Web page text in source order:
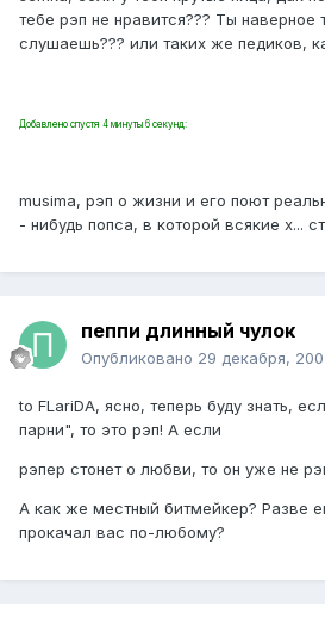
тебе рэп не нравится??? Ты
слушаешь??? или таких же педиков,
Добавлено спустя 4 минуты 6 секунд:
musima, рэп о жизни и его поют
- нибудь попса, в которой всякие х...
пеппи длинный чулок
Опубликовано 29 декабря,
to FLariDA, ясно, теперь буду знать,
парни", то это рэп! А если
рэпер стонет о любви, то он уже не
А как же местный битмейкер? Разве
прокачал вас по-любому?